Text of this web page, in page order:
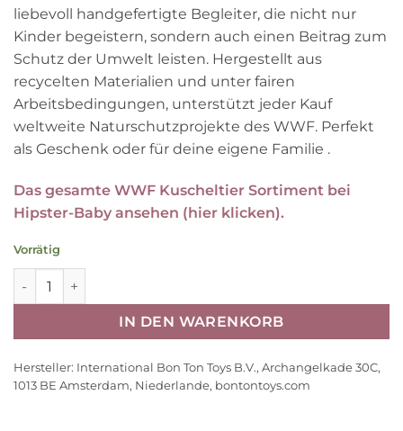
liebevoll handgefertigte Begleiter, die nicht nur
Kinder begeistern, sondern auch einen Beitrag zum
Schutz der Umwelt leisten. Hergestellt aus
recycelten Materialien und unter fairen
Arbeitsbedingungen, unterstützt jeder Kauf
weltweite Naturschutzprojekte des WWF. Perfekt
als Geschenk oder für deine eigene Familie .
Das gesamte WWF Kuscheltier Sortiment bei
Hipster-Baby ansehen (hier klicken).
Vorrätig
WWF Kuscheltier Yak, 28cm Menge
IN DEN WARENKORB
Hersteller: International Bon Ton Toys B.V., Archangelkade 30C,
1013 BE Amsterdam, Niederlande, bontontoys.com